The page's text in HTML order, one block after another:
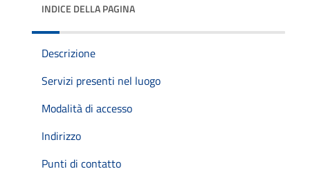
INDICE DELLA PAGINA
Descrizione
Servizi presenti nel luogo
Modalità di accesso
Indirizzo
Punti di contatto